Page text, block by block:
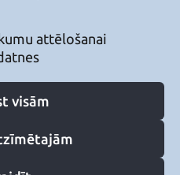
attēlošanai
visām